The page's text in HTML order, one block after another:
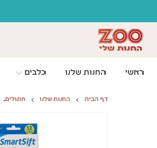
ראשי החנות שלנו כלבים
דף הבית החנות שלנו חתולים,